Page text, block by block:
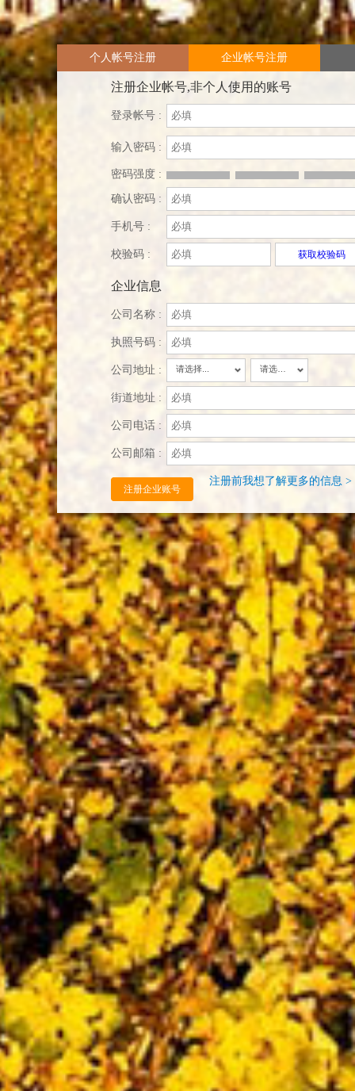
个人帐号注册 企业帐号注册
注册企业帐号,非个人使用的账号
登录帐号 :
输入密码 :
密码强度 :
确认密码 :
手机号 :
校验码 : 获取校验码
企业信息
公司名称 :
执照号码 :
公司地址 : 请选择... 请选择...
街道地址 :
公司电话 :
公司邮箱 :
注册企业账号
注册前我想了解更多的信息 >